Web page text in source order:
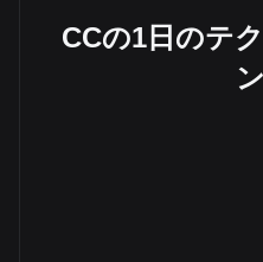
CCの1日のテ